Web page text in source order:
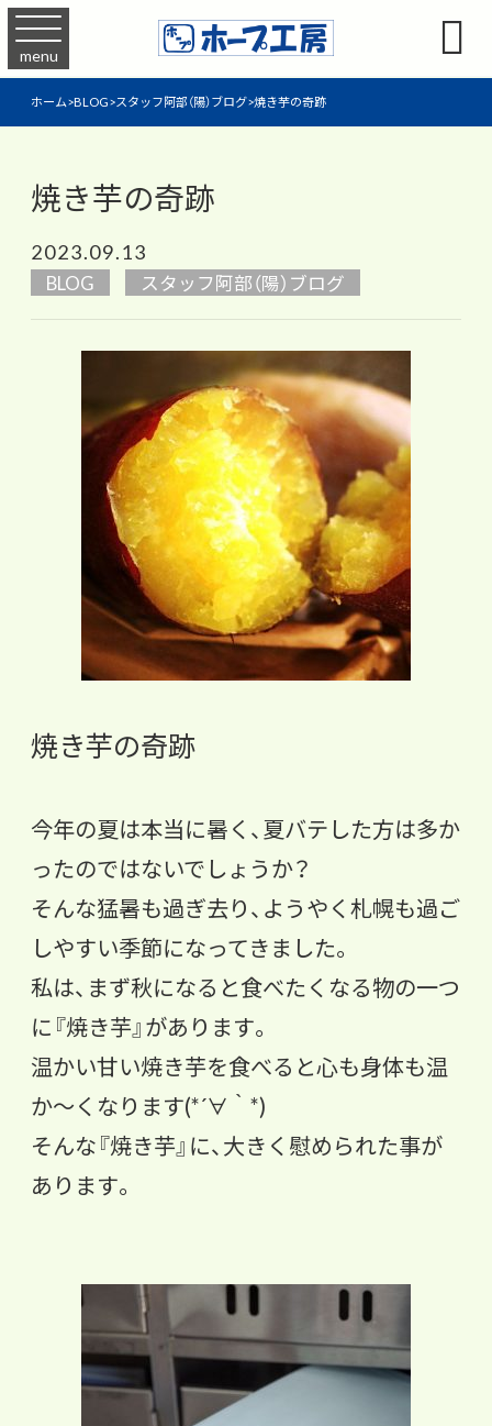
menu 
ホーム>BLOG>スタッフ阿部（陽）ブログ>焼き芋の奇跡
焼き芋の奇跡
2023.09.13
BLOG スタッフ阿部（陽）ブログ
焼き芋の奇跡
今年の夏は本当に暑く、夏バテした方は多か
ったのではないでしょうか？
そんな猛暑も過ぎ去り、 ようやく札幌も過ご
しやすい季節になってきました。
私は、まず秋になると食べたくなる物の一つ
に『焼き芋』があります。
温かい甘い焼き芋を食べると心も身体も温
か〜くなります(*´∀ ｀*)
そんな『焼き芋』に、大きく慰められた事が
あります。